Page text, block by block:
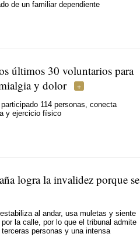
de un familiar dependiente
últimos 30 voluntarios para
y dolor
114 personas, conecta
y ejercicio físico
logra la invalidez porque se
al andar, usa muletas y siente
la calle, por lo que el tribunal admite
personas y una intensa